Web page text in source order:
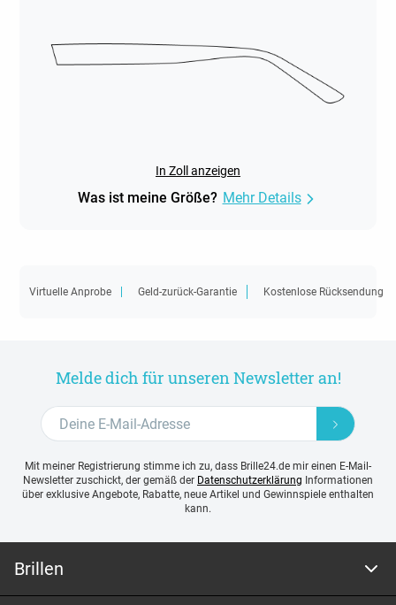
In Zoll anzeigen
Was ist meine Größe? Mehr Details
Virtuelle Anprobe Geld-zurück-Garantie Kostenlose Rücksendung
Melde dich für unseren Newsletter an!
Mit meiner Registrierung stimme ich zu, dass Brille24.de mir einen E-Mail-
Newsletter zuschickt, der gemäß der Datenschutzerklärung Informationen
über exklusive Angebote, Rabatte, neue Artikel und Gewinnspiele enthalten
kann.
Brillen